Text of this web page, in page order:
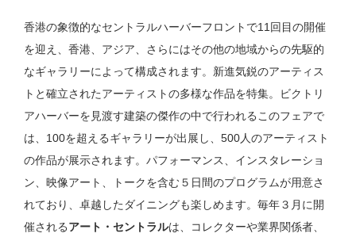
香港の象徴的なセントラルハーバーフロントで11回目の開催
を迎え、香港、アジア、さらにはその他の地域からの先駆的
なギャラリーによって構成されます。新進気鋭のアーティス
トと確立されたアーティストの多様な作品を特集。ビクトリ
アハーバーを見渡す建築の傑作の中で行われるこのフェアで
は、100を超えるギャラリーが出展し、500人のアーティスト
の作品が展示されます。パフォーマンス、インスタレーショ
ン、映像アート、トークを含む５日間のプログラムが用意さ
れており、卓越したダイニングも楽しめます。毎年３月に開
催されるアート・セントラルは、コレクターや業界関係者、